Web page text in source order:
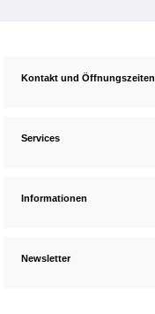
Kontakt und Öffnungszeiten
Services
Informationen
Newsletter